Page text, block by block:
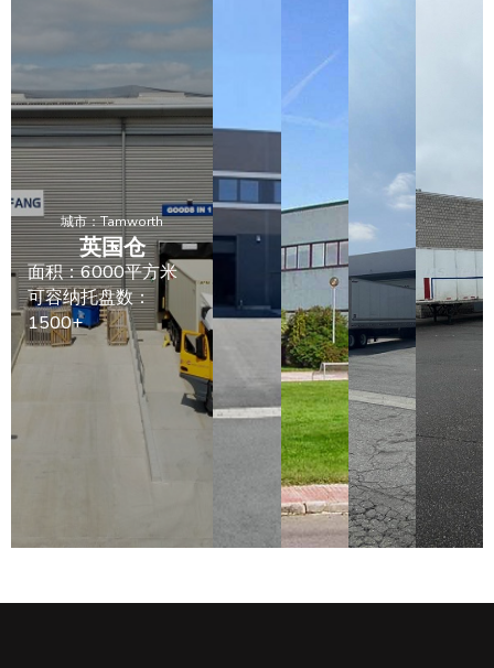
城市：Tamworth
英国仓
面积：6000平方米
可容纳托盘数：
1500+